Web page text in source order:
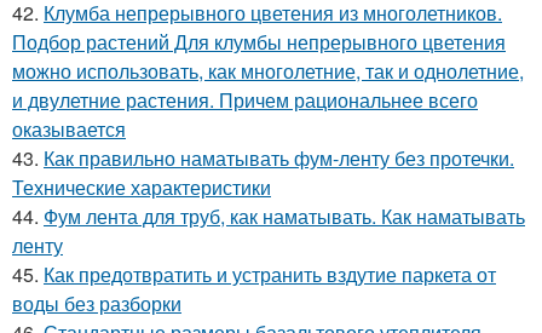
42. Клумба непрерывного цветения из многолетников.
Подбор растений Для клумбы непрерывного цветения
можно использовать, как многолетние, так и однолетние,
и двулетние растения. Причем рациональнее всего
оказывается
43. Как правильно наматывать фум-ленту без протечки.
Технические характеристики
44. Фум лента для труб, как наматывать. Как наматывать
ленту
45. Как предотвратить и устранить вздутие паркета от
воды без разборки